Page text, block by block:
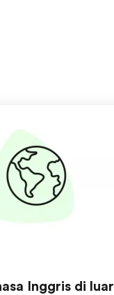
Inggris di luar